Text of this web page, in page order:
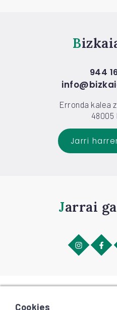
944
Erronda kalea
48005
Jarri
Jarrai
Cookies